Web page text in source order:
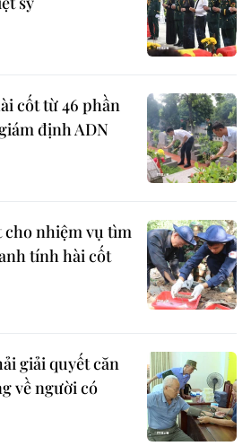
cốt từ 46 phần
định ADN
cho nhiệm vụ tìm
tính hài cốt
giải quyết căn
về người có